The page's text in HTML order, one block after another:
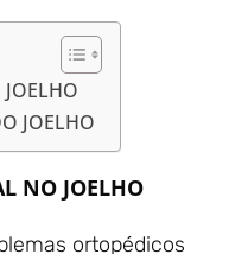
JOELHO
NO JOELHO
ortopédicos